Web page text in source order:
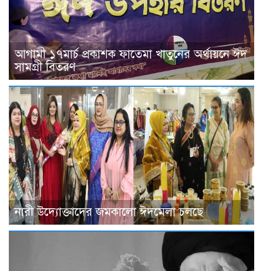
আগামী ১৭মার্চ প্রকাশক ফাতেমা খাতুনের অর্থায়নে ঈদ
সামগ্রী বিতরণ
নারী উদ্যোক্তাদের জমকালো ঈদমেলা চলছে